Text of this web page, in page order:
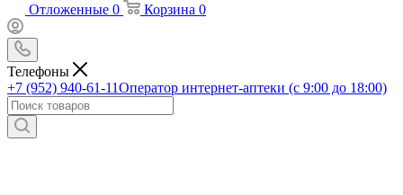
Отложенные 0 Корзина 0
Телефоны
+7 (952) 940-61-11Оператор интернет-аптеки (с 9:00 до 18:00)